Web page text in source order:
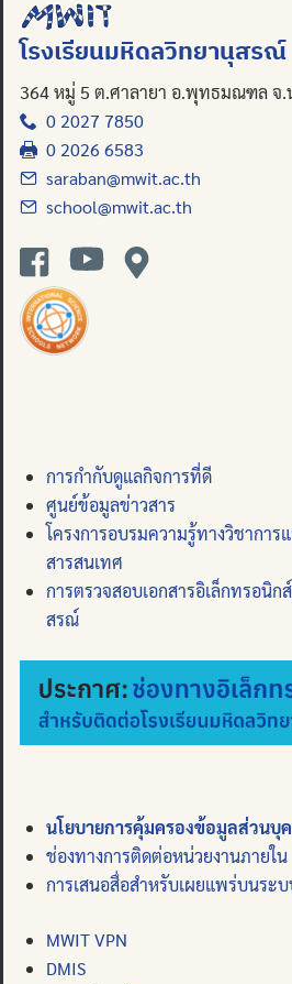
for:
โรงเรียนมหิดลวิทยานุสรณ์
364 หมู่ 5 ต.ศาลายา อ.พุทธมณฑล จ
0 2027 7850
0 2026 6583
saraban@mwit.ac.th
school@mwit.ac.th
การกำกับดูแลกิจการที่ดี
ศูนย์ข้อมูลข่าวสาร
โครงการอบรมความรู้ทางวิชาการ
สารสนเทศ
การตรวจสอบเอกสารอิเล็กทรอนิก
สรณ์
นโยบายการคุ้มครองข้อมูลส่วนบุ
ช่องทางการติดต่อหน่วยงานภายใน
การเสนอสื่อสำหรับเผยแพร่บนระบ
MWIT VPN
DMIS